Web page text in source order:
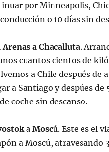
por Minneapolis,
o 10 días sin
Arenas a Chacalluta.
cuantos cientos de
a Chile después de
a Santiago y despúes
coche sin descanso.
a Moscú. Este es el
a Moscú, atravesando